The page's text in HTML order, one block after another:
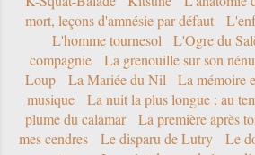
mort, leçons d'amnésie par défaut
L'homme tournesol
L'Ogre du
compagnie
La grenouille sur son
Loup
La Mariée du Nil La mémoire
musique
La nuit la plus longue : au
plume du calamar
La première après
mes cendres
Le disparu de Lutry
Le